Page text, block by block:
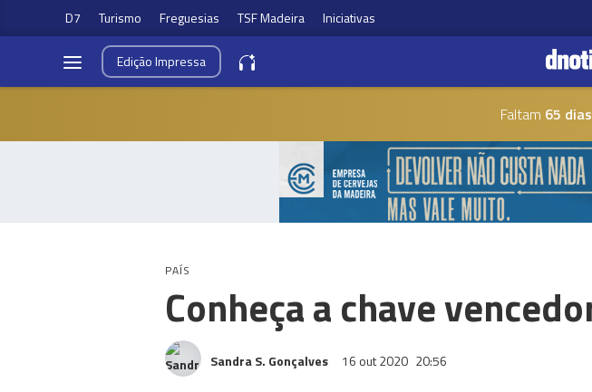
D7 Turismo Freguesias TSF Madeira Iniciativas
EdiçãoImpressa
Faltam 65 dias
PAÍS
Conheça a chave
Sandra S. Gonçalves 16 out 2020 20:56